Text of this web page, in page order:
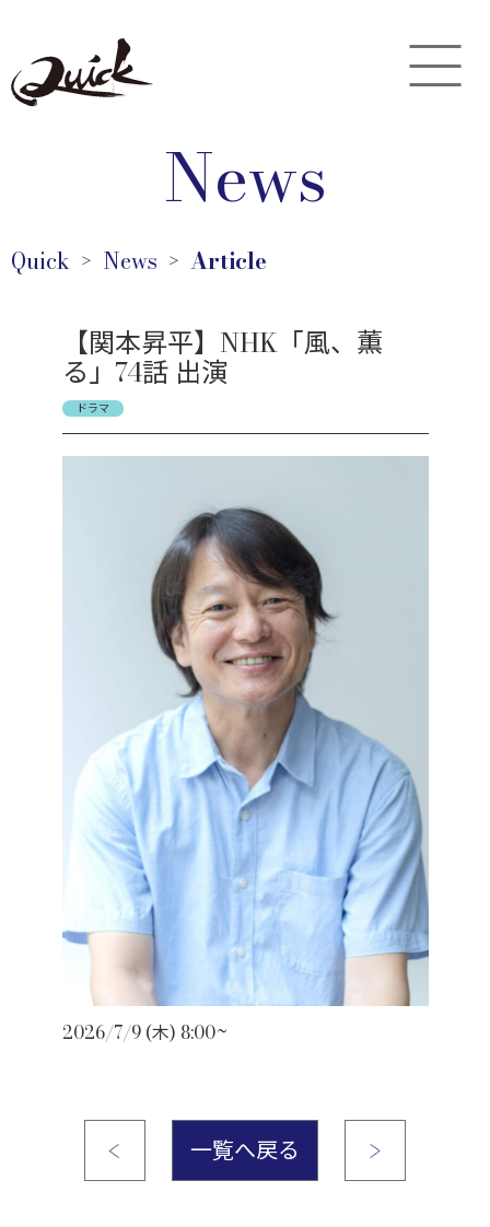
News
Quick ＞ News ＞ Article
【関本昇平】NHK「風、薫
る」74話 出演
ドラマ
2026/7/9 (木) 8:00~
一覧へ戻る